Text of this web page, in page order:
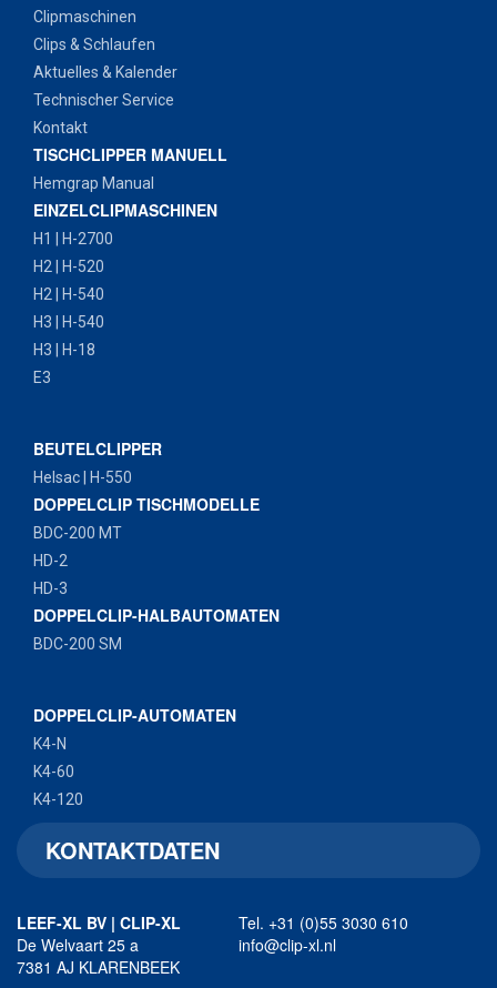
Clipmaschinen
Clips & Schlaufen
Aktuelles & Kalender
Technischer Service
Kontakt
TISCHCLIPPER MANUELL
Hemgrap Manual
EINZELCLIPMASCHINEN
H1 | H-2700
H2 | H-520
H2 | H-540
H3 | H-540
H3 | H-18
E3
BEUTELCLIPPER
Helsac | H-550
DOPPELCLIP TISCHMODELLE
BDC-200 MT
HD-2
HD-3
DOPPELCLIP-HALBAUTOMATEN
BDC-200 SM
DOPPELCLIP-AUTOMATEN
K4-N
K4-60
K4-120
KONTAKTDATEN
LEEF-XL BV | CLIP-XL
Tel. +31 (0)55 3030 610
De Welvaart 25 a
info@clip-xl.nl
7381 AJ KLARENBEEK